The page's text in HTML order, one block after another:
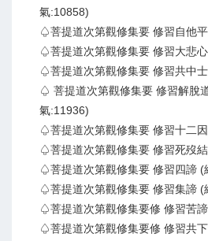
氣:10858)
♤菩提道次第觀修集要 修習自他
♤菩提道次第觀修集要 修習大悲
♤菩提道次第觀修集要 修習共中
♤ 菩提道次第觀修集要 修習解脫
氣:11936)
♤菩提道次第觀修集要 修習十二
♤菩提道次第觀修集要 修習死歿
♤菩提道次第觀修集要 修習四諦 (
♤菩提道次第觀修集要 修習集諦 (
♤菩提道次第觀修集要修 修習苦
♤菩提道次第觀修集要修 修習共